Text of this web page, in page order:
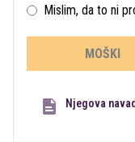
Mislim, da to ni
MOŠKI
Njegova